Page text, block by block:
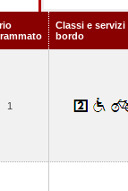
Classi e servizi
bordo
1